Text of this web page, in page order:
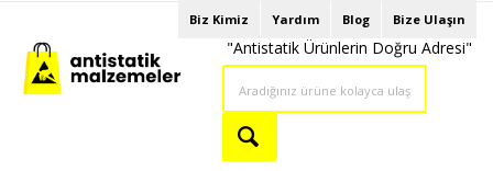
Biz Kimiz Yardım Blog Bize Ulaşın
"Antistatik Ürünlerin Doğru Adresi"